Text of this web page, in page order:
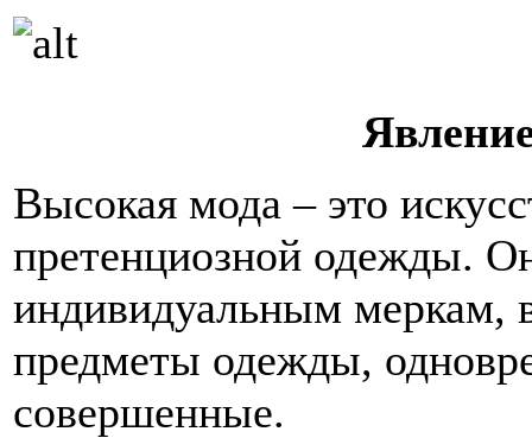
Высокая мода – это
претенциозной одежды.
индивидуальным меркам,
предметы одежды,
совершенные.